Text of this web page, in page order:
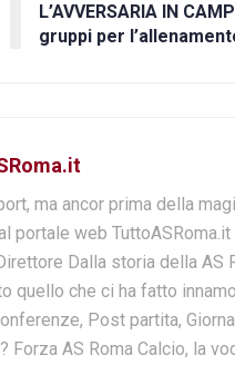
L’AVVERSARIA IN
gruppi per
ma ancor prima della
portale web
Dalla storia della AS
quello che ci ha fatto
Post partita,
Forza AS Roma Calcio, la